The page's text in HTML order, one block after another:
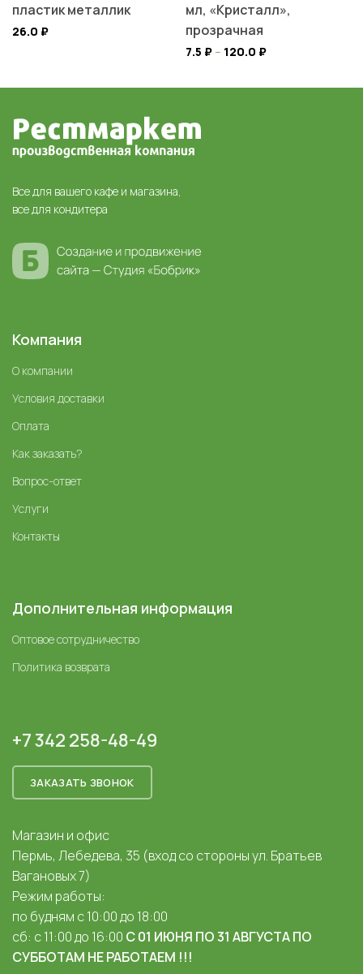
пластик металлик
26.0 ₽
мл, «Кристалл»,
прозрачная
7.5 ₽– 120.0 ₽
Все для вашего кафе и магазина,
все для кондитера
Компания
О компании
Условия доставки
Оплата
Как заказать?
Вопрос-ответ
Услуги
Контакты
Дополнительная информация
Оптовое сотрудничество
Политика возврата
+7 342 258-48-49
ЗАКАЗАТЬ ЗВОНОК
Магазин и офис
Пермь, Лебедева, 35 (вход со стороны ул. Братьев
Вагановых 7)
Режим работы:
по будням с 10:00 до 18:00
сб: с 11:00 до 16:00 С 01 ИЮНЯ ПО 31 АВГУСТА ПО
СУББОТАМ НЕ РАБОТАЕМ !!!